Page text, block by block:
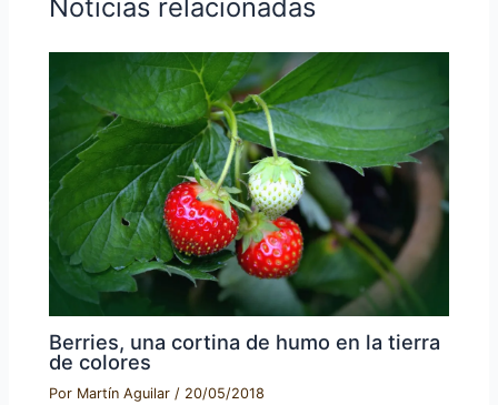
Noticias relacionadas
Berries, una cortina de humo en la tierra
de colores
Por Martín Aguilar / 20/05/2018